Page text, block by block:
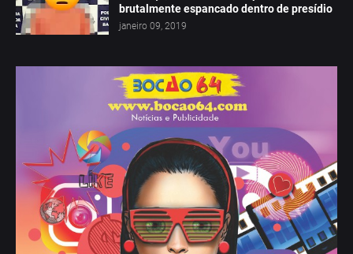
brutalmente espancado dentro de presídio
janeiro 09, 2019